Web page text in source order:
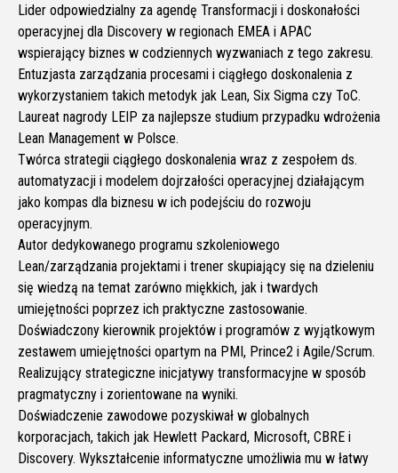
b
o
k
t
e
r
l
e
d
I
n
Lider odpowiedzialny za agendę Transformacji i doskonałości
operacyjnej dla Discovery w regionach EMEA i APAC
wspierający biznes w codziennych wyzwaniach z tego zakresu.
Entuzjasta zarządzania procesami i ciągłego doskonalenia z
wykorzystaniem takich metodyk jak Lean, Six Sigma czy ToC.
Laureat nagrody LEIP za najlepsze studium przypadku wdrożenia
Lean Management w Polsce.
Twórca strategii ciągłego doskonalenia wraz z zespołem ds.
automatyzacji i modelem dojrzałości operacyjnej działającym
jako kompas dla biznesu w ich podejściu do rozwoju
operacyjnym.
Autor dedykowanego programu szkoleniowego
Lean/zarządzania projektami i trener skupiający się na dzieleniu
się wiedzą na temat zarówno miękkich, jak i twardych
umiejętności poprzez ich praktyczne zastosowanie.
Doświadczony kierownik projektów i programów z wyjątkowym
zestawem umiejętności opartym na PMI, Prince2 i Agile/Scrum.
Realizujący strategiczne inicjatywy transformacyjne w sposób
pragmatyczny i zorientowane na wyniki.
Doświadczenie zawodowe pozyskiwał w globalnych
korporacjach, takich jak Hewlett Packard, Microsoft, CBRE i
Discovery. Wykształcenie informatyczne umożliwia mu w łatwy